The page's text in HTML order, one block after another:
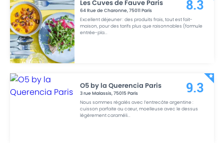
Les Cuves de Fauve Paris
64 Rue de Charonne,75011Paris
Excellent déjeuner : des produits frais, tout est fait-
maison, pour des tarifs plus que raisonnables (formule
entrée-pla...
8.3
O5 by la Querencia Paris
3 rue Malassis,75015Paris
Nous sommes régalés avec l’entrecôte argentine :
cuisson parfaite au cœur, moelleuse avec le dessus
légèrement caraméli...
9.3